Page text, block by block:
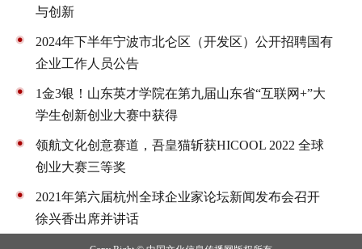
与创新
2024年下半年宁波市北仑区（开发区）公开招聘国有
企业工作人员公告
1金3银！山东英才学院在第九届山东省“互联网+”大
学生创新创业大赛中获得
领航文化创意赛道，吾皇猫斩获HICOOL 2022 全球
创业大赛三等奖
2021年第六届杭州全球企业家论坛新闻发布会召开
徐兴香出席并讲话